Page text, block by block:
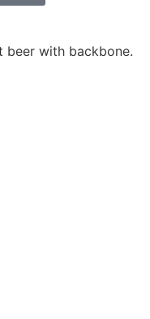
beer with backbone.